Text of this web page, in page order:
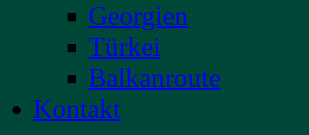
Georgien
Türkei
Balkanroute
Kontakt